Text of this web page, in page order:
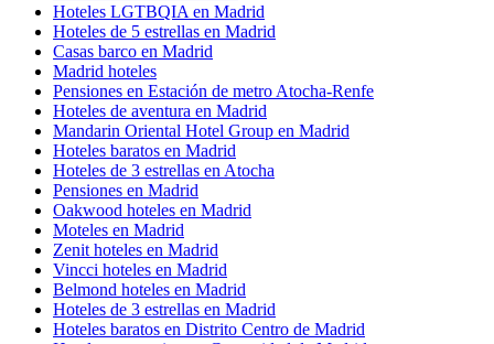
Hoteles LGTBQIA en Madrid
Hoteles de 5 estrellas en Madrid
Casas barco en Madrid
Madrid hoteles
Pensiones en Estación de metro Atocha-Renfe
Hoteles de aventura en Madrid
Mandarin Oriental Hotel Group en Madrid
Hoteles baratos en Madrid
Hoteles de 3 estrellas en Atocha
Pensiones en Madrid
Oakwood hoteles en Madrid
Moteles en Madrid
Zenit hoteles en Madrid
Vincci hoteles en Madrid
Belmond hoteles en Madrid
Hoteles de 3 estrellas en Madrid
Hoteles baratos en Distrito Centro de Madrid